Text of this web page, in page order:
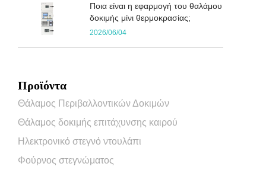
Ποια είναι η εφαρμογή του θαλάμου
δοκιμής μίνι θερμοκρασίας;
2026/06/04
Προϊόντα
Θάλαμος Περιβαλλοντικών Δοκιμών
Θάλαμος δοκιμής επιτάχυνσης καιρού
Ηλεκτρονικό στεγνό ντουλάπι
Φούρνος στεγνώματος